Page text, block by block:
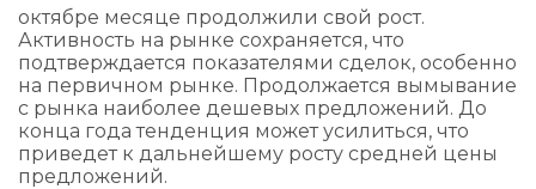
октябре месяце продолжили свой рост.
Активность на рынке сохраняется, что
подтверждается показателями сделок, особенно
на первичном рынке. Продолжается вымывание
с рынка наиболее дешевых предложений. До
конца года тенденция может усилиться, что
приведет к дальнейшему росту средней цены
предложений.